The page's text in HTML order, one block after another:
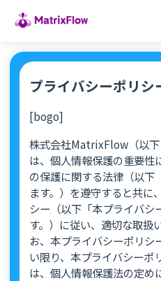
プライバシーポリシ
[bogo]
株式会社MatrixFlow（以下
は、個人情報保護の重要性
の保護に関する法律（以下
ます。）を遵守すると共に
シー（以下「本プライバシ
す。）に従い、適切な取扱
お、本プライバシーポリシ
い限り、本プライバシーポ
は、個人情報保護法の定め